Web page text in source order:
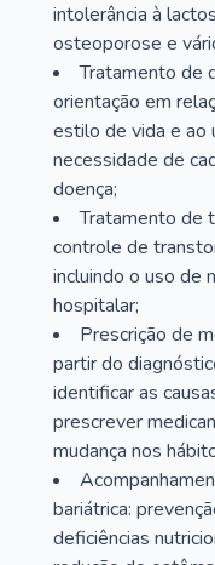
intolerância à
osteoporose e
Tratamento de
orientação em
estilo de vida e ao
necessidade de
doença;
Tratamento de
controle de
incluindo o uso de
hospitalar;
Prescrição de
partir do
identificar as
prescrever
mudança nos
bariátrica:
deficiências